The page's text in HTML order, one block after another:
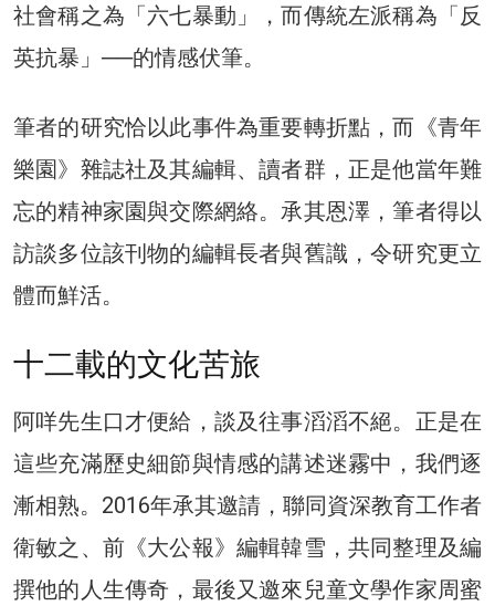
社會稱之為「六七暴動」，而傳統左派稱為「反
英抗暴」──的情感伏筆。
筆者的研究恰以此事件為重要轉折點，而《青年
樂園》雜誌社及其編輯、讀者群，正是他當年難
忘的精神家園與交際網絡。承其恩澤，筆者得以
訪談多位該刊物的編輯長者與舊識，令研究更立
體而鮮活。
十二載的文化苦旅​
阿咩先生口才便給，談及往事滔滔不絕。正是在
這些充滿歷史細節與情感的講述迷霧中，我們逐
漸相熟。2016年承其邀請，聯同資深教育工作者
衛敏之、前《大公報》編輯韓雪，共同整理及編
撰他的人生傳奇，最後又邀來兒童文學作家周蜜